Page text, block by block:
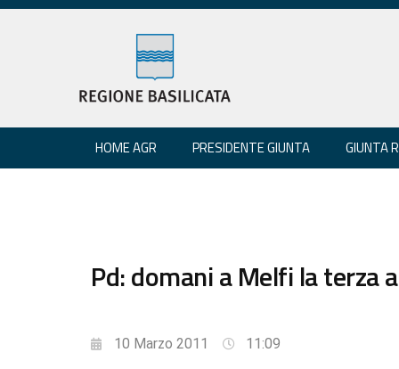
HOME AGR PRESIDENTE GIUNTA GIUNTA
Pd: domani a Melfi la terza
10 Marzo 2011 11:09